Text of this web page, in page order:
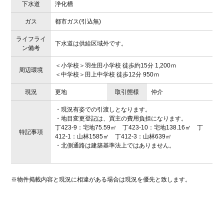
下水道 浄化槽
ガス 都市ガス(引込無)
ライフライ
ン備考
下水道は供給区域外です。
周辺環境
＜小学校＞羽生田小学校 徒歩約15分 1,200ｍ
＜中学校＞田上中学校 徒歩12分 950ｍ
現況 更地 取引態様 仲介
特記事項
・現況有姿での引渡しとなります。
・地目変更登記は、買主の費用負担になります。
丁423-9：宅地75.59㎡ 丁423-10：宅地138.16㎡ 丁
412-1：山林1585㎡ 丁412-3：山林639㎡
・北側通路は建築基準法上ではありません。
※物件掲載内容と現況に相違がある場合は現況を優先と致します。